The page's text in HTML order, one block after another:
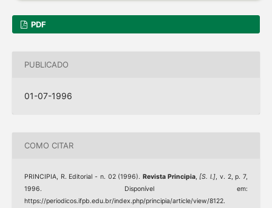
PDF
PUBLICADO
01-07-1996
COMO CITAR
PRINCIPIA, R. Editorial - n. 02 (1996). Revista Principia,[S. l.], v. 2, p. 7,
1996. Disponível em:
https://periodicos.ifpb.edu.br/index.php/principia/article/view/8122.